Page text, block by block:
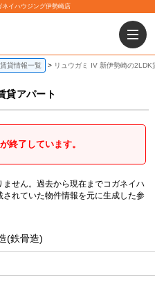
イハウジング伊勢崎店
貸情報一覧 リュウガミ IV 新伊勢崎の2LDK
貸アパート
終了しています。
せん。過去から現在までコガネイハ
れていた物件情報を元に生成した参
(鉄骨造)